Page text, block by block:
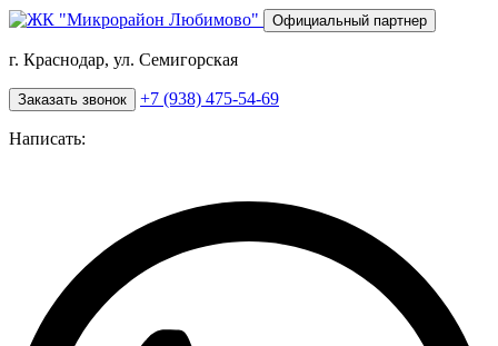
Перейти
основному
Официальный партнер
г. Краснодар, ул. Семигорская
Заказать звонок +7 (938) 475-54-69
Написать: